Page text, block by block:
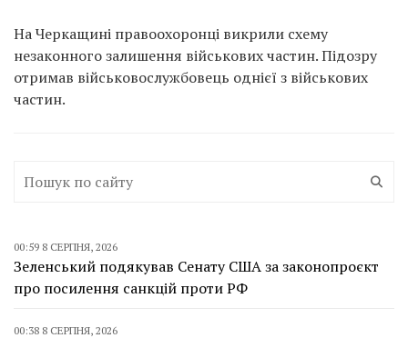
На Черкащині правоохоронці викрили схему
незаконного залишення військових частин. Підозру
отримав військовослужбовець однієї з військових
частин.
00:59 8 СЕРПНЯ, 2026
Зеленський подякував Сенату США за законопроєкт
про посилення санкцій проти РФ
00:38 8 СЕРПНЯ, 2026